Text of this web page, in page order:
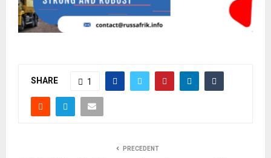
SHARE 1
PRECEDENT